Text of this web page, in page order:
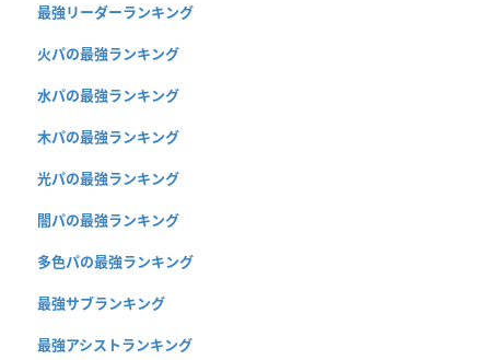
最強リーダーランキング
火パの最強ランキング
水パの最強ランキング
木パの最強ランキング
光パの最強ランキング
闇パの最強ランキング
多色パの最強ランキング
最強サブランキング
最強アシストランキング